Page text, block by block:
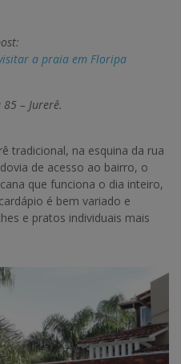
a praia em Floripa
– Jurerê.
tradicional, na esquina da rua
de acesso ao bairro, o
que funciona o dia inteiro,
é bem variado e
e pratos individuais mais